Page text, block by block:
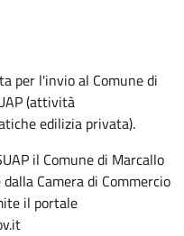
per l'invio al Comune di
(attività
edilizia privata).
il Comune di Marcallo
Camera di Commercio
il portale